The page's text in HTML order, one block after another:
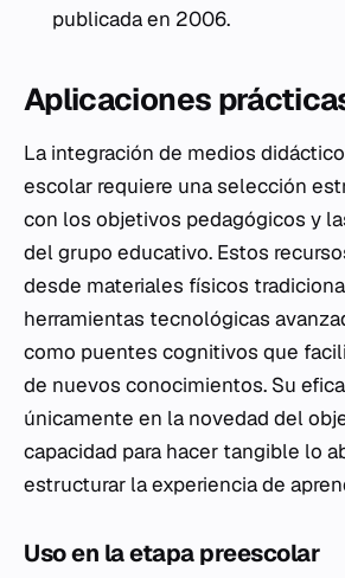
publicada en 2006.
Aplicaciones
La integración de medios
escolar requiere una selección
con los objetivos pedagógicos y
del grupo educativo. Estos
desde materiales físicos
herramientas tecnológicas
como puentes cognitivos que
de nuevos conocimientos. Su
únicamente en la novedad del
capacidad para hacer tangible lo
estructurar la experiencia de
Uso en la etapa preescolar